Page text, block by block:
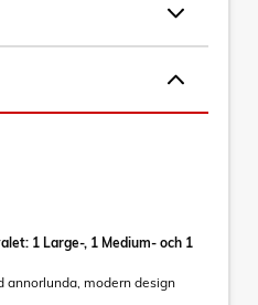
1 Large-, 1 Medium- och 1
annorlunda, modern design